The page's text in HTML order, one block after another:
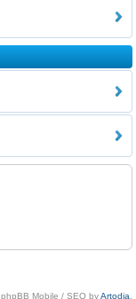
phpBB Mobile / SEO byArtodia